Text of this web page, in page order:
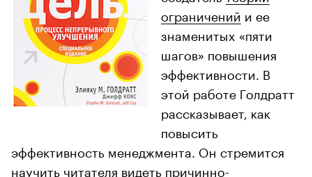
ограничений и ее
знаменитых «пяти
шагов» повышения
эффективности. В
этой работе Голдратт
рассказывает, как
повысить
эффективность менеджмента. Он стремится
научить читателя видеть причинно-